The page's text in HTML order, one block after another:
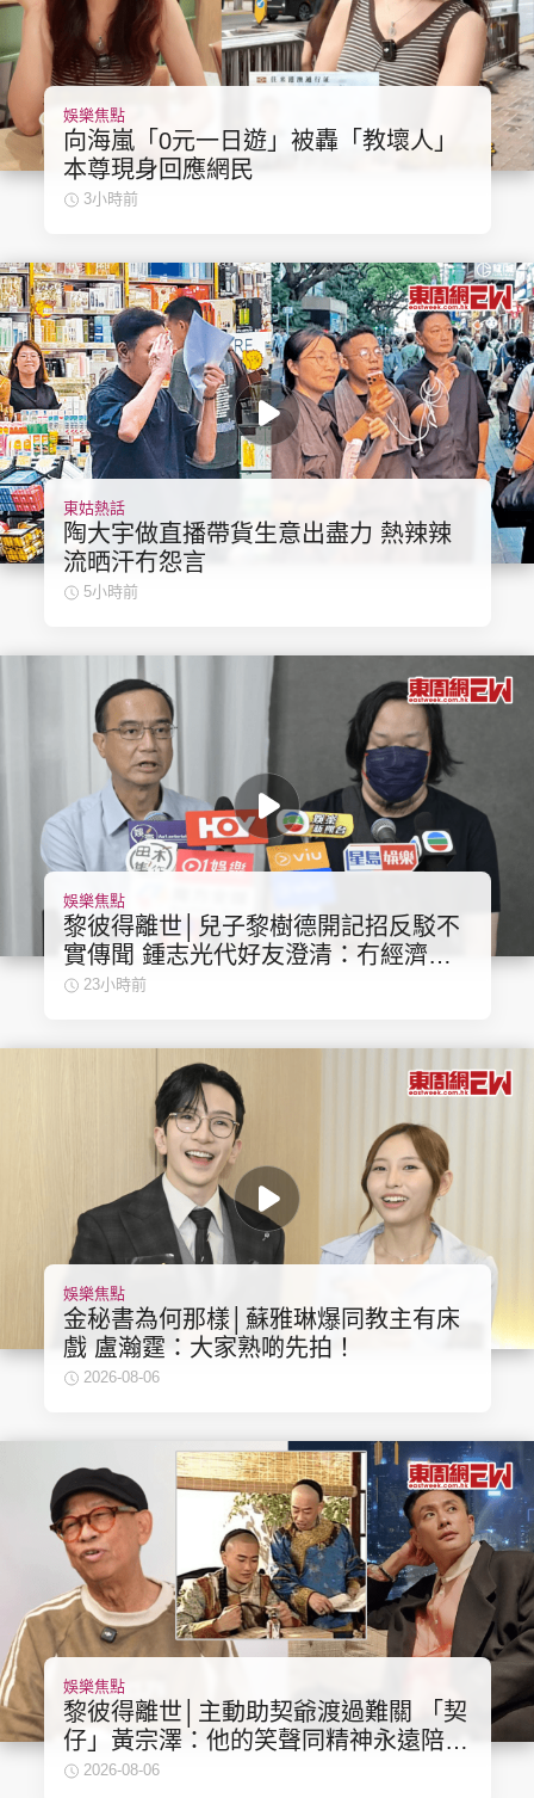
娛樂焦點
向海嵐「0元一日遊」被轟「教壞人」
本尊現身回應網民
3小時前
東姑熱話
陶大宇做直播帶貨生意出盡力 熱辣辣
流晒汗冇怨言
5小時前
娛樂焦點
黎彼得離世│兒子黎樹德開記招反駁不
實傳聞 鍾志光代好友澄清：冇經濟問
題23小時前
娛樂焦點
金秘書為何那樣│蘇雅琳爆同教主有床
戲 盧瀚霆：大家熟啲先拍！
2026-08-06
娛樂焦點
黎彼得離世│主動助契爺渡過難關 「契
仔」黃宗澤：他的笑聲同精神永遠陪伴
住大家！
2026-08-06